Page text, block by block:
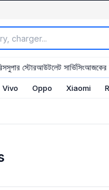
সুপার স্টোরআউটলেট সার্ভিসিংআজকের
Vivo Oppo Xiaomi